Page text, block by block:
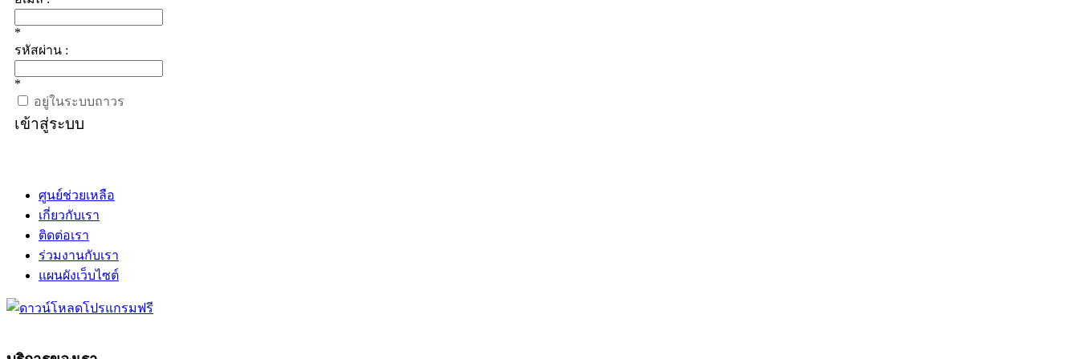
*
รหัสผ่าน :
*
อยู่ในระบบถาวร
เข้าสู่ระบบ
ศูนย์ช่วยเหลือ
เกี่ยวกับเรา
ติดต่อเรา
ร่วมงานกับเรา
แผนผังเว็บไซต์